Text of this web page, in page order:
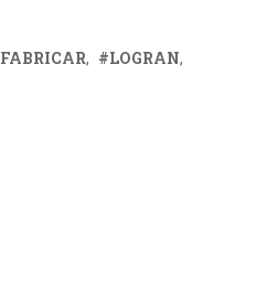
FABRICAR
LOGRAN